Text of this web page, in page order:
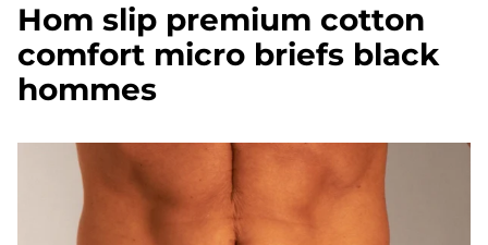
Hom slip premium cotton
comfort micro briefs black
hommes